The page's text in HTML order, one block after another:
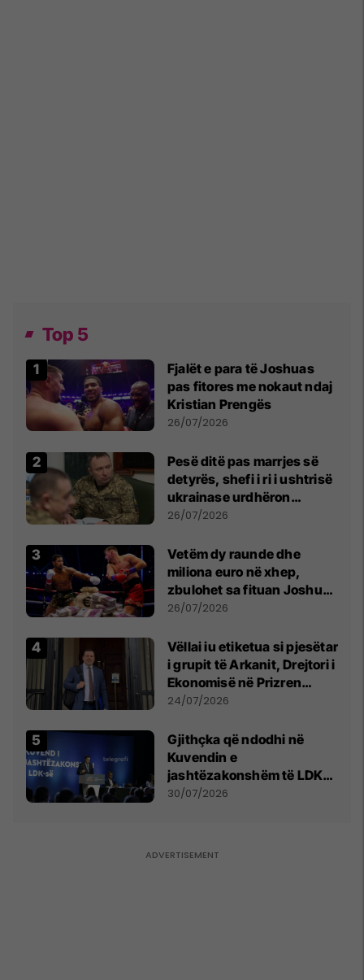
Top 5
Fjalët e para të Joshuas
pas fitores me nokaut ndaj
Kristian Prengës
26/07/2026
Pesë ditë pas marrjes së
detyrës, shefi i ri i ushtrisë
ukrainase urdhëron
kontroll të madh
26/07/2026
Vetëm dy raunde dhe
miliona euro në xhep,
zbulohet sa fituan Joshua
e Prenga
26/07/2026
Vëllai iu etiketua si pjesëtar
i grupit të Arkanit, Drejtori i
Ekonomisë në Prizren
mohon pretendimet
24/07/2026
Gjithçka që ndodhi në
Kuvendin e
jashtëzakonshëm të LDK-
së
30/07/2026